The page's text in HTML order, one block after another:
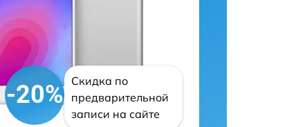
-20%
Скидка по
предварительной
записи на сайте